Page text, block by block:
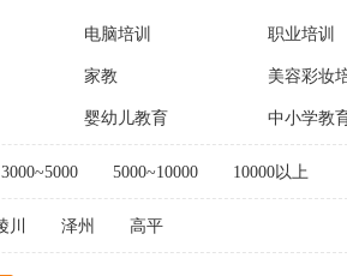
电脑培训 职业培训
家教 美容彩妆
婴幼儿教育 中小学教
3000~5000 5000~10000 10000以上
川 泽州 高平